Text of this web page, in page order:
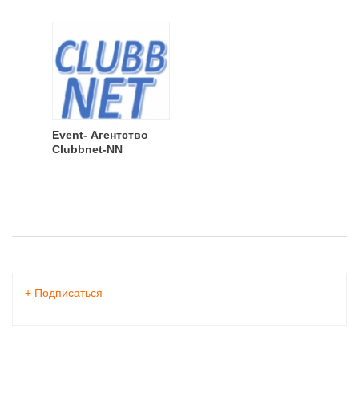
Event- Агентство
Clubbnet-NN
+ Подписаться